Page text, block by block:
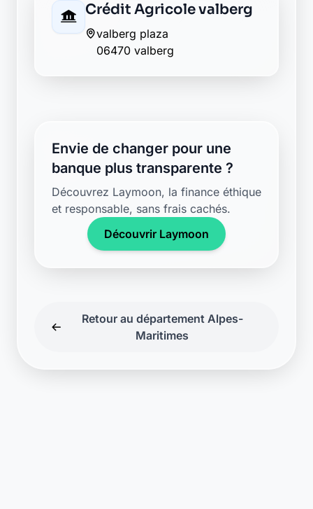
Crédit Agricole valberg
valberg plaza
06470 valberg
Envie de changer pour une
banque plus transparente ?
Découvrez Laymoon, la finance éthique
et responsable, sans frais cachés.
Découvrir Laymoon
Retour au département Alpes-
Maritimes